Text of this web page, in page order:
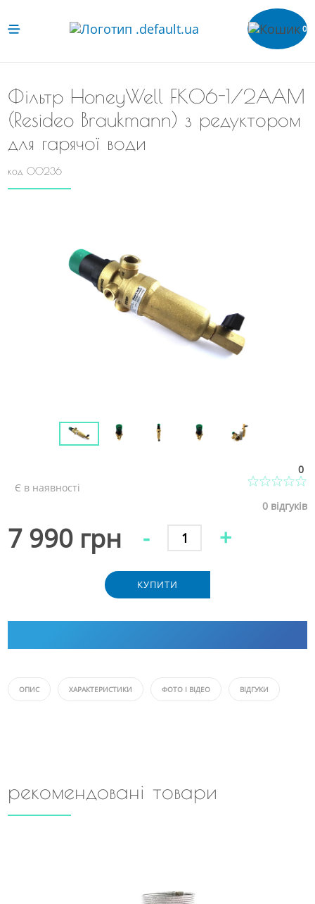
0
Фільтр HoneyWell FК06-1/2ААМ
(Resideo Braukmann) з редуктором
для гарячої води
код 00236
Є в наявності
0
0відгуків
7 990 грн - +
КУПИТИ
ОПИС ХАРАКТЕРИСТИКИ ФОТО І ВІДЕО ВІДГУКИ
рекомендовані товари